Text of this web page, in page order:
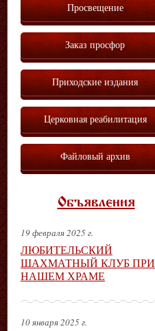
Просвещение
Заказ просфор
Приходские издания
Церковная реабилитация
Файловый архив
Объявления
19 февраля 2025 г.
ЛЮБИТЕЛЬСКИЙ
ШАХМАТНЫЙ КЛУБ ПРИ
НАШЕМ ХРАМЕ
10 января 2025 г.